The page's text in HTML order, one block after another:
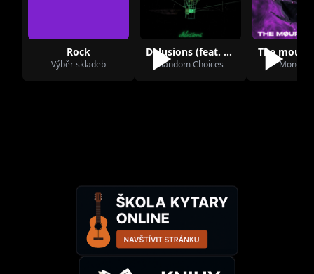
Rock
Výběr skladeb
Delusions (feat. Wilted Tonearm)
Random Choices